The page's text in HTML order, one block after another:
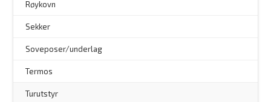
Røykovn
Sekker
Soveposer/underlag
Termos
Turutstyr